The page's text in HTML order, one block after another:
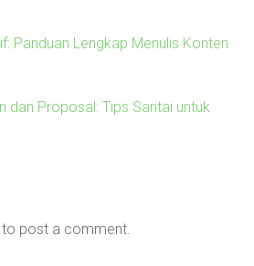
Panduan Lengkap Menulis Konten
dan Proposal: Tips Santai untuk
to post a comment.